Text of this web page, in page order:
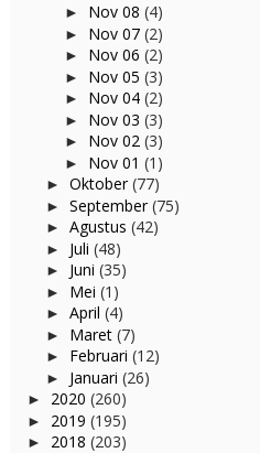
► Nov 08 (4)
► Nov 07 (2)
► Nov 06 (2)
► Nov 05 (3)
► Nov 04 (2)
► Nov 03 (3)
► Nov 02 (3)
► Nov 01 (1)
► Oktober(77)
► September(75)
► Agustus (42)
► Juli (48)
► Juni (35)
► Mei (1)
► April (4)
► Maret (7)
► Februari (12)
► Januari (26)
► 2020 (260)
► 2019 (195)
► 2018 (203)